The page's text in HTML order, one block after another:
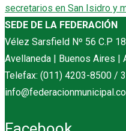
secretarios en San Isidro y
SEDE DE LA FEDERACIÓN
Vélez Sarsfield Nº 56 C.P
Avellaneda | Buenos Aires |
Telefax: (011) 4203-8500 /